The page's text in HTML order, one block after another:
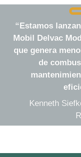
Mobil Delvac
que genera
de
Kenneth